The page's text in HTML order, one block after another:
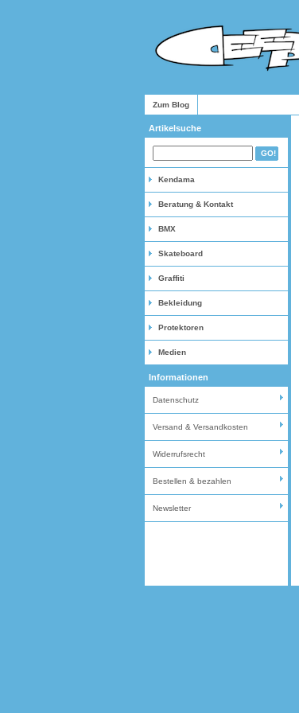
Zum Blog
Artikelsuche
Kendama
Beratung & Kontakt
BMX
Skateboard
Graffiti
Bekleidung
Protektoren
Medien
Informationen
Datenschutz
Versand & Versandkosten
Widerrufsrecht
Bestellen & bezahlen
Newsletter